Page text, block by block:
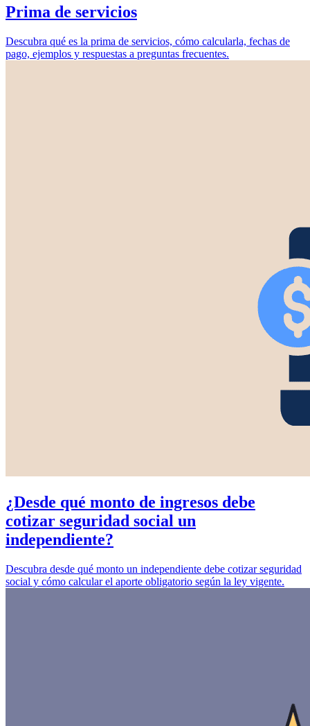
Prima de servicios
Descubra qué es la prima de servicios, cómo calcularla, fechas de
pago, ejemplos y respuestas a preguntas frecuentes.
¿Desde qué monto de ingresos debe
cotizar seguridad social un
independiente?
Descubra desde qué monto un independiente debe cotizar seguridad
social y cómo calcular el aporte obligatorio según la ley vigente.